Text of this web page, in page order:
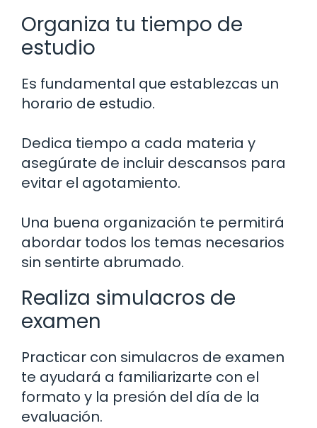
Organiza tu tiempo de
estudio
Es fundamental que establezcas un
horario de estudio.
Dedica tiempo a cada materia y
asegúrate de incluir descansos para
evitar el agotamiento.
Una buena organización te permitirá
abordar todos los temas necesarios
sin sentirte abrumado.
Realiza simulacros de
examen
Practicar con simulacros de examen
te ayudará a familiarizarte con el
formato y la presión del día de la
evaluación.